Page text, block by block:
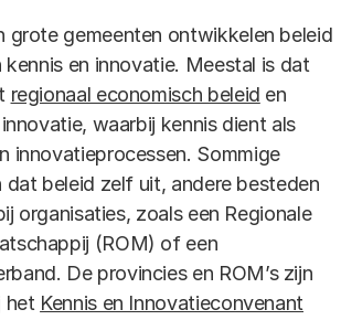
grote gemeenten ontwikkelen beleid
en innovatie. Meestal is dat
regionaal economisch beleid en
waarbij kennis dient als
innovatieprocessen. Sommige
dat beleid zelf uit, andere besteden
organisaties, zoals een Regionale
(ROM) of een
De provincies en ROM’s zijn
het Kennis en Innovatieconvenant